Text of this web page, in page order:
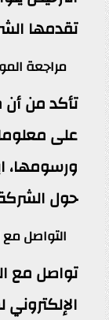
تقدمها
مراجعة
تأكد من
على
ورسومها،
حول
التواصل
تواصل مع